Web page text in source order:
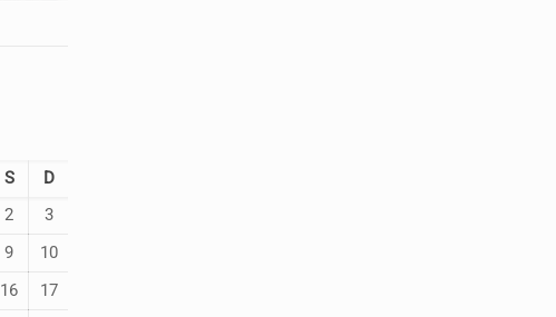
S
D
2
3
9
10
16
17